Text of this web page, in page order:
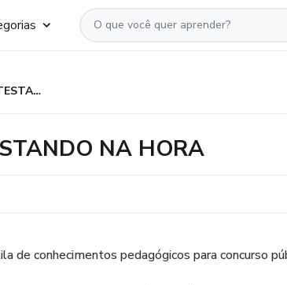
PEDAGOGIA - TESTANDO NA HORA
NA HORA
de conhecimentos pedagógicos para concurso